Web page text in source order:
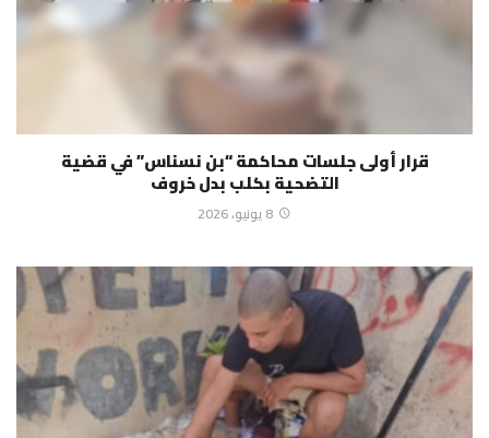
قرار أولى جلسات محاكمة “بن نسناس” في قضية
التضحية بكلب بدل خروف
8 يونيو، 2026